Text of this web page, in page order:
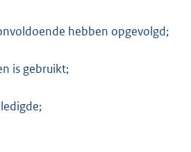
hebben opgevolgd;
is gebruikt;